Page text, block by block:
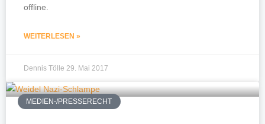
offline.
WEITERLESEN »
Dennis Tölle 29. Mai 2017
MEDIEN-/PRESSERECHT